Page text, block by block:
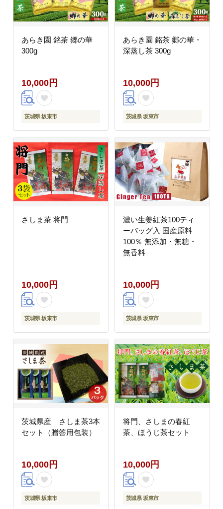
あらき園 銘茶 郷の華
300g
10,000円
茨城県 坂東市
あらき園 銘茶 郷の華・
深蒸し茶 300g
10,000円
茨城県 坂東市
さしま茶 将門
10,000円
茨城県 坂東市
濃い生姜紅茶100ティ
ーバッグ入 国産原料
100％ 無添加・無糖・
無香料
10,000円
茨城県 坂東市
茨城県産 さしま茶3本
セット（贈答用包装）
10,000円
茨城県 坂東市
将門、さしまの春紅
茶、ほうじ茶セット
10,000円
茨城県 坂東市